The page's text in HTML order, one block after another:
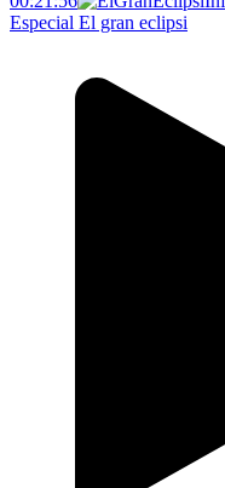
Especial El gran eclipsi